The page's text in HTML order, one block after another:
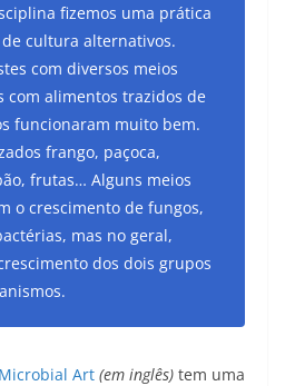
fizemos uma prática
cultura alternativos.
com diversos meios
com alimentos trazidos de
funcionaram muito bem.
frango, paçoca,
frutas… Alguns meios
o crescimento de fungos,
mas no geral,
dos dois grupos
Microbial Art (em inglês) tem uma